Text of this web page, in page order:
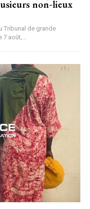
non-lieux
Tribunal de grande
août,...